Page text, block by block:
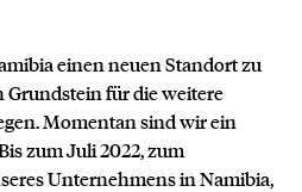
einen neuen Standort zu
Grundstein für die weitere
Momentan sind wir ein
zum Juli 2022, zum
Unternehmens in Namibia,